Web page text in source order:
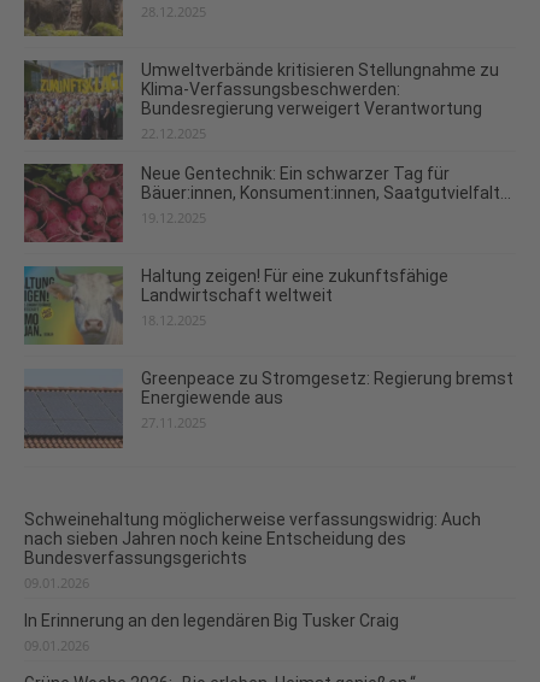
28.12.2025
Umweltverbände kritisieren Stellungnahme zu
Klima-Verfassungsbeschwerden:
Bundesregierung verweigert Verantwortung
22.12.2025
Neue Gentechnik: Ein schwarzer Tag für
Bäuer:innen, Konsument:innen, Saatgutvielfalt...
19.12.2025
Haltung zeigen! Für eine zukunftsfähige
Landwirtschaft weltweit
18.12.2025
Greenpeace zu Stromgesetz: Regierung bremst
Energiewende aus
27.11.2025
Schweinehaltung möglicherweise verfassungswidrig: Auch
nach sieben Jahren noch keine Entscheidung des
Bundesverfassungsgerichts
09.01.2026
In Erinnerung an den legendären Big Tusker Craig
09.01.2026